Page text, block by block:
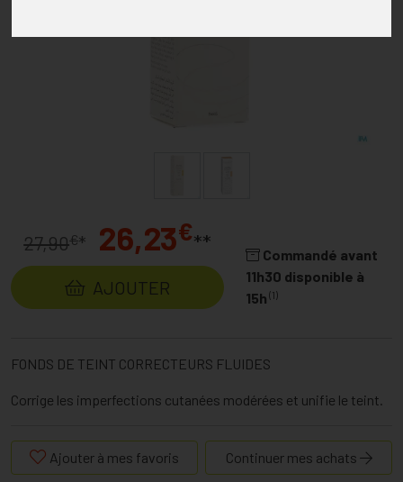
27,90€* 26,23€**
AJOUTER
Commandé avant
11h30 disponible à
15h (1)
FONDS DE TEINT CORRECTEURS FLUIDES
Corrige les imperfections cutanées modérées et unifie le teint.
Ajouter à mes favoris Continuer mes achats